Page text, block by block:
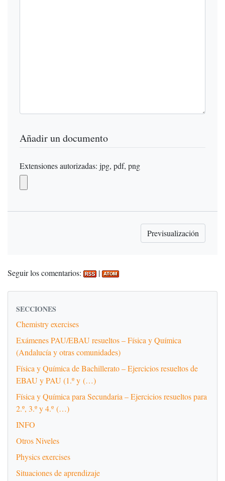
Añadir un documento
Extensiones autorizadas: jpg, pdf, png
Seguir los comentarios: |
SECCIONES
Chemistry exercises
Exámenes PAU/EBAU resueltos – Física y Química
(Andalucía y otras comunidades)
Física y Química de Bachillerato – Ejercicios resueltos de
EBAU y PAU (1.º y (…)
Física y Química para Secundaria – Ejercicios resueltos para
2.º, 3.º y 4.º (…)
INFO
Otros Niveles
Physics exercises
Situaciones de aprendizaje